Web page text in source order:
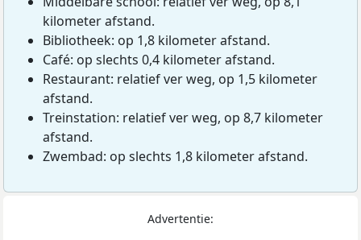
kilometer afstand.
Bibliotheek: op 1,8 kilometer afstand.
Café: op slechts 0,4 kilometer afstand.
Restaurant: relatief ver weg, op 1,5 kilometer
afstand.
Treinstation: relatief ver weg, op 8,7 kilometer
afstand.
Zwembad: op slechts 1,8 kilometer afstand.
Advertentie: